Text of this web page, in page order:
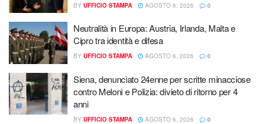
BY UFFICIO STAMPA AGOSTO 6, 2026 0
Neutralità in Europa: Austria, Irlanda, Malta e
Cipro tra identità e difesa
BY UFFICIO STAMPA AGOSTO 6, 2026 0
Siena, denunciato 24enne per scritte minacciose
contro Meloni e Polizia: divieto di ritorno per 4
anni
BY UFFICIO STAMPA AGOSTO 6, 2026 0